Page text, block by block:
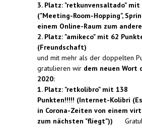
3. Platz: "retkunvensaltado" mit
("Meeting-Room-Hopping",
einem Online-Raum zum
2. Platz: "amikeco" mit 62
(Freundschaft)
und mit mehr als der doppelten
gratulieren wir dem neuen Wort
2020:
1. Platz: "retkolibro" mit 138
Punkten!!!!! (Internet-Kolibri
in Corona-Zeiten von einem
zum nächsten "fliegt"))